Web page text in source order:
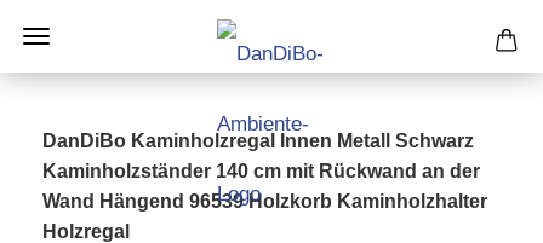
DanDiBo Kaminholzregal Innen Metall Schwarz
Kaminholzständer 140 cm mit Rückwand an der
Wand Hängend 96539 Holzkorb Kaminholzhalter
Holzregal